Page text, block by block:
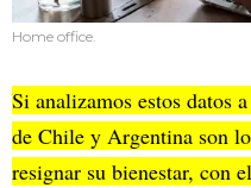
Home office.
Si analizamos estos datos
de Chile y Argentina son
resignar su bienestar, con